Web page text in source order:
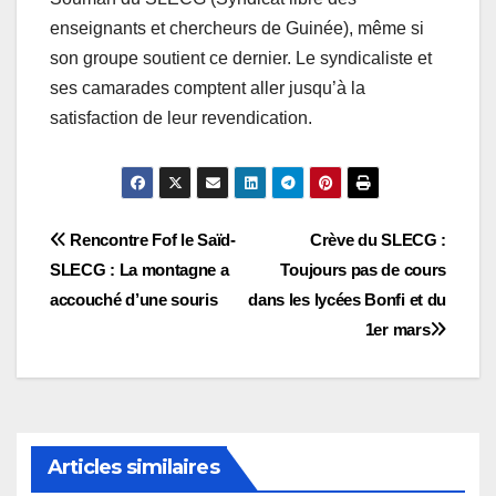
enseignants et chercheurs de Guinée), même si
son groupe soutient ce dernier. Le syndicaliste et
ses camarades comptent aller jusqu’à la
satisfaction de leur revendication.
Navigation
de
Crève du SLECG :
Toujours pas de cours
dans les lycées Bonfi et du
1er mars
Rencontre Fof le Saïd-
SLECG : La montagne a
accouché d’une souris
Articles similaires